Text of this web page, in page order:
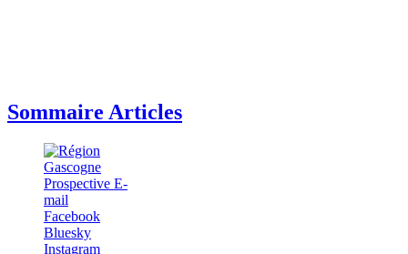
Sommaire Articles